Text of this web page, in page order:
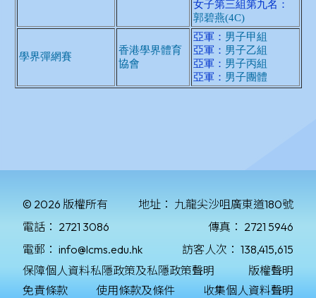
© 2026 版權所有 地址： 九龍尖沙咀廣東道180號
電話： 2721 3086 傳真： 2721 5946
電郵： info@lcms.edu.hk 訪客人次： 138,415,615
保障個人資料私隱政策及私隱政策聲明
版權聲明
免責條款
使用條款及條件 收集個人資料聲明